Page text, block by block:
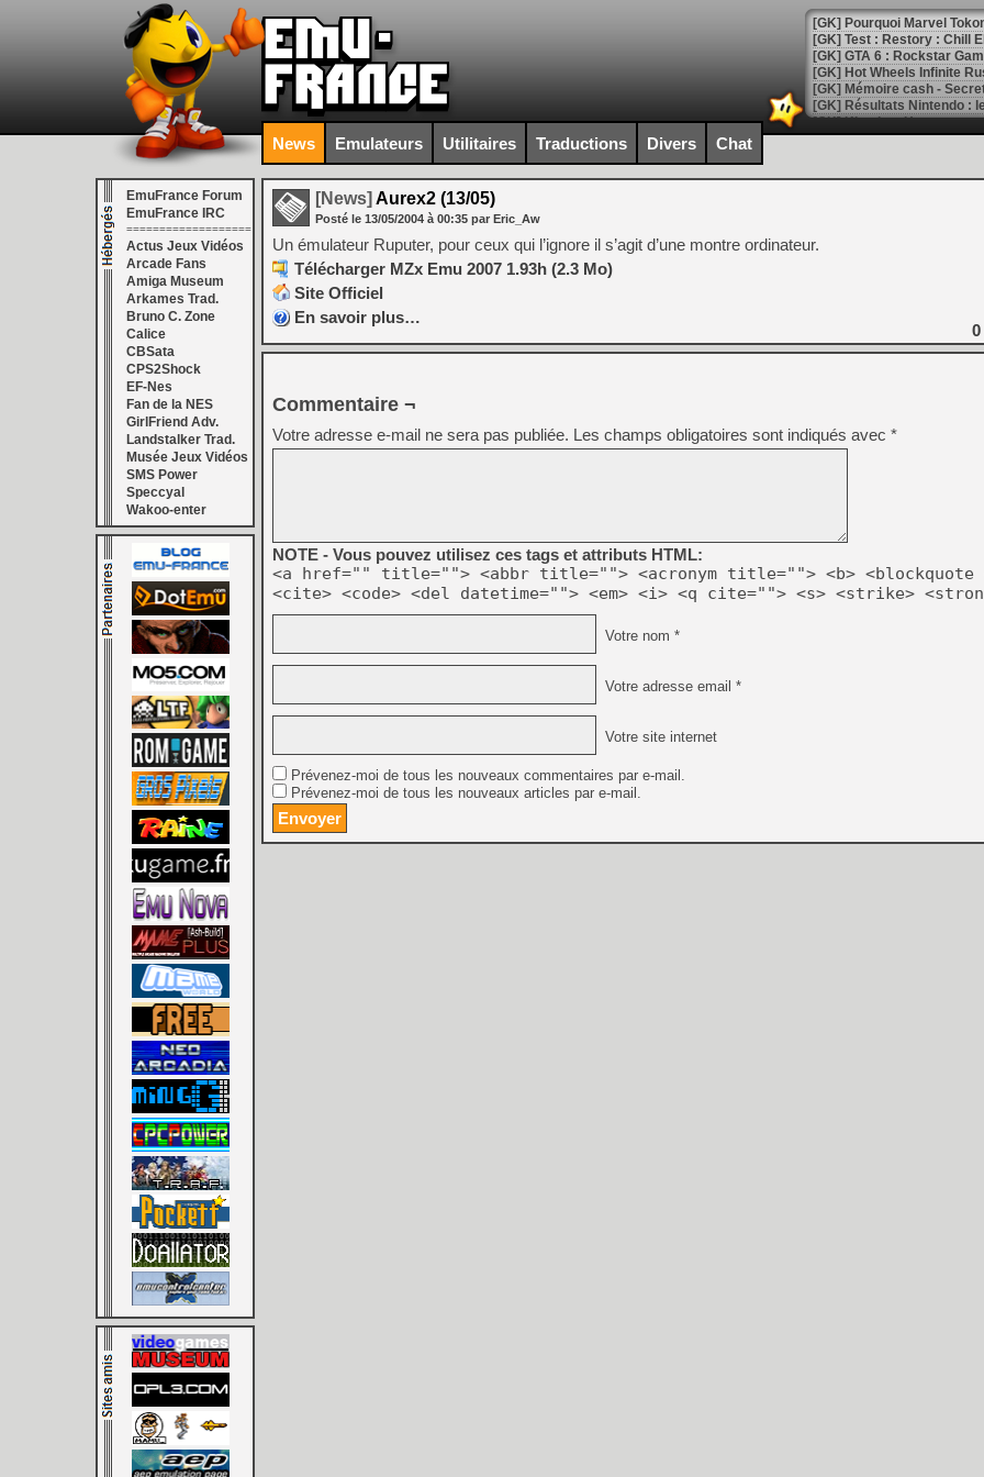
[GK] Pourquoi Marvel
[GK] Test : Restory : Chill
[GK] GTA 6 : Rockstar
[GK] Hot Wheels Infinite
[GK] Mémoire cash -
[GK] Résultats Nintendo :
[GK] Déjà des
[Mo5] Brickboy cherche à
[GK] Minecraft et ses «
[GK] Beast of
[GK] Ubisoft : fin de partie
[GK] Mémoire cash -
[GK] Dan Houser (GTA)
[GK] Comment EA Sports
[GK] Crimson Moon : un
[GK] Isle of Reveries : le
[GK] Moonlighter 2 : The
[GK] Capcom relance
[Mo5] Deux inédits du
[GK] Le beat'em up The
[GK] Endless Legend 2 :
[LS] [PS5] Le WebKit
[GK] Oubliez Crazy Taxi,
[LS] [Switch] NSZ 5.0.0
[GK] No More Room in
[GK] Un chatbot Atelier
[GK] Mémoire cash -
[GK] Nvidia : le prix des
[GK] Suikoden Star Leap
[Mo5] La mini borne
News Emulateurs Utilitaires Traductions Divers Chat
EmuFrance Forum
EmuFrance IRC
===================
Actus Jeux Vidéos
Arcade Fans
Amiga Museum
Arkames Trad.
Bruno C. Zone
Calice
CBSata
CPS2Shock
EF-Nes
Fan de la NES
GirlFriend Adv.
Landstalker Trad.
Musée Jeux Vidéos
SMS Power
Speccyal
Wakoo-enter
[News] Aurex2 (13/05)
Posté le 13/05/2004 à 00:35 par Eric_Aw
Un émulateur Ruputer, pour ceux qui l’ignore il s’agit d’une montre ordinateur.
Télécharger MZx Emu 2007 1.93h (2.3 Mo)
Site Officiel
En savoir plus…
0
Commentaire ¬
Votre adresse e-mail ne sera pas publiée. Les champs obligatoires sont indiqués avec *
NOTE - Vous pouvez utilisez ces tags et attributs HTML:
<a href="" title=""> <abbr title=""> <acronym title=""> <b> <blockquote
<cite> <code> <del datetime=""> <em> <i> <q cite=""> <s> <strike>
Votre nom *
Votre adresse email *
Votre site internet
Prévenez-moi de tous les nouveaux commentaires par e-mail.
Prévenez-moi de tous les nouveaux articles par e-mail.